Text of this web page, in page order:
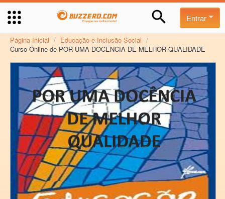
Entrar
Página Inicial / Educação e Inclusão Social /
Curso Online de POR UMA DOCÊNCIA DE MELHOR QUALIDADE